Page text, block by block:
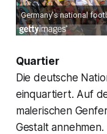
Quartier
Die deutsche
einquartiert. Auf
malerischen
Gestalt annehmen.